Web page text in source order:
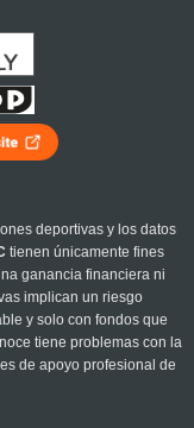
deportivas y los datos
tienen únicamente fines
ganancia financiera ni
implican un riesgo
y solo con fondos que
tiene problemas con la
de apoyo profesional de